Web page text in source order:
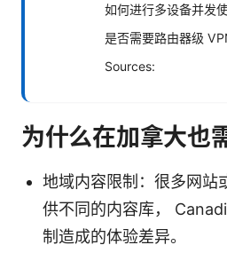
如何进行多设备并发使
是否需要路由器级
Sources:
为什么在加拿大也
地域内容限制：很多网站
供不同的内容库，
制造成的体验差异。